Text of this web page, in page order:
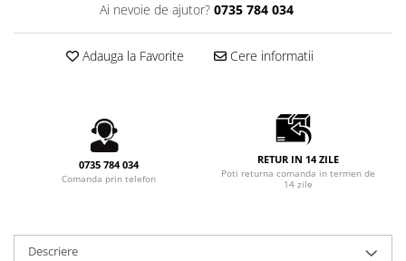
ELEROANE COMPATIBILE
MERCEDES
Ai nevoie de ajutor? 0735 784 034
Adauga la Favorite Cere informatii
0735 784 034
Comanda prin telefon
RETUR IN 14 ZILE
Poti returna comanda in termen de
14 zile
Descriere